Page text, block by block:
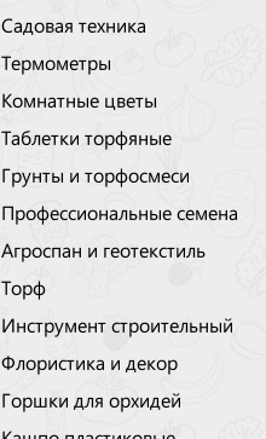
Садовая техника
Термометры
Комнатные цветы
Таблетки торфяные
Грунты и торфосмеси
Профессиональные семена
Агроспан и геотекстиль
Торф
Инструмент строительный
Флористика и декор
Горшки для орхидей
Кашпо пластиковые